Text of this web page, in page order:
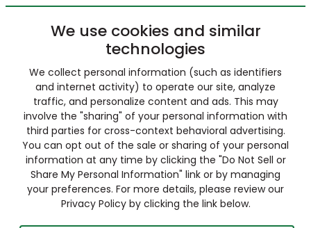
We use cookies and similar
technologies
We collect personal information (such as identifiers
and internet activity) to operate our site, analyze
traffic, and personalize content and ads. This may
involve the "sharing" of your personal information with
third parties for cross-context behavioral advertising.
You can opt out of the sale or sharing of your personal
information at any time by clicking the "Do Not Sell or
Share My Personal Information" link or by managing
your preferences. For more details, please review our
Privacy Policy by clicking the link below.